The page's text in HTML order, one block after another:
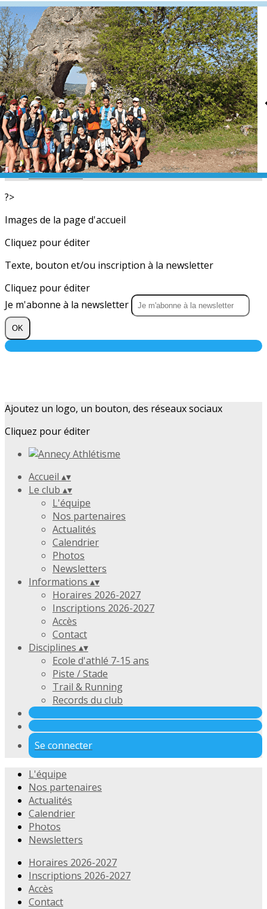
Exporter les lignes sélectionnées
Exporter toutes les colonnes
Exporter uniquement les colonnes affichées
Menu
<
>
L'équipe
Nos partenaires
Actualités
Calendrier
Photos
Newsletters
?>
Images de la page d'accueil
Cliquez pour éditer
Texte, bouton et/ou inscription à la newsletter
Cliquez pour éditer
Je m'abonne à la newsletter
OK
Ajoutez un logo, un bouton, des réseaux sociaux
Cliquez pour éditer
Accueil ▴▾
Le club ▴▾
L'équipe
Nos partenaires
Actualités
Calendrier
Photos
Newsletters
Informations ▴▾
Horaires 2026-2027
Inscriptions 2026-2027
Accès
Contact
Disciplines ▴▾
Ecole d'athlé 7-15 ans
Piste / Stade
Trail & Running
Records du club
Se connecter
L'équipe
Nos partenaires
Actualités
Calendrier
Photos
Newsletters
Horaires 2026-2027
Inscriptions 2026-2027
Accès
Contact